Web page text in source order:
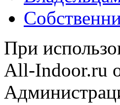
При
All-Indoor.ru